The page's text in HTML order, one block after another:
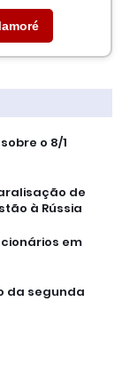
o 8/1
de
à Rússia
em
da segunda